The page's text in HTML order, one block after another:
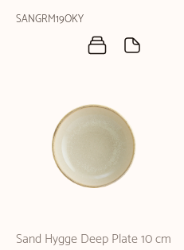
SANGRM19OKY
Sand Hygge Deep Plate 10 cm